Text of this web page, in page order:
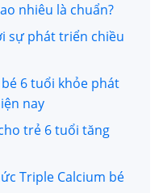
nhiêu là chuẩn?
sự phát triển chiều
6 tuổi khỏe phát
nay
trẻ 6 tuổi tăng
Triple Calcium bé